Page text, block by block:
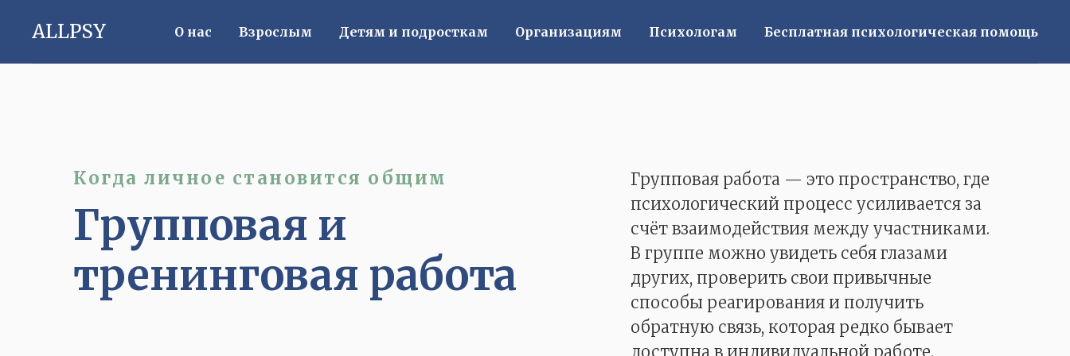
ALLPSY О нас Взрослым Детям и подросткам Организациям Психологам Бесплатная психологическая помощь
Когда личное становится общим
Групповая и
тренинговая работа
Групповая работа — это пространство, где
психологический процесс усиливается за
счёт взаимодействия между участниками.
В группе можно увидеть себя глазами
других, проверить свои привычные
способы реагирования и получить
обратную связь, которая редко бывает
доступна в индивидуальной работе.